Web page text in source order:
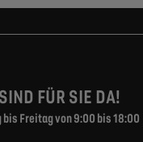
FÜR SIE DA!
bis Freitag von 9:00 bis 18:00